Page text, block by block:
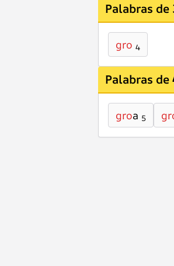
Palabras
gro 4
Palabras
groa 5